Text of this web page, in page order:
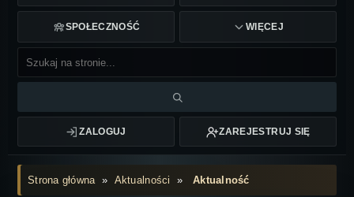
SPOŁECZNOŚĆ WIĘCEJ
ZALOGUJ ZAREJESTRUJ SIĘ
Strona główna» Aktualności »Aktualność